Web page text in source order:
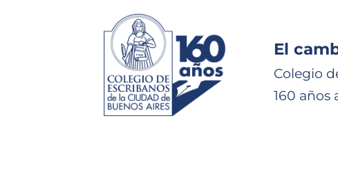
El
Colegio
160 años